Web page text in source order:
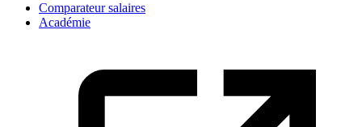
Comparateur salaires
Académie